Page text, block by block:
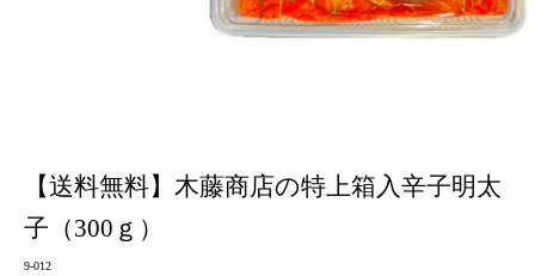
【送料無料】木藤商店の特上箱入辛子明太
子（300ｇ）
9-012